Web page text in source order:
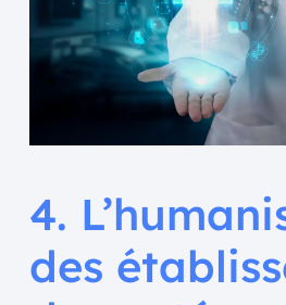
4.
des